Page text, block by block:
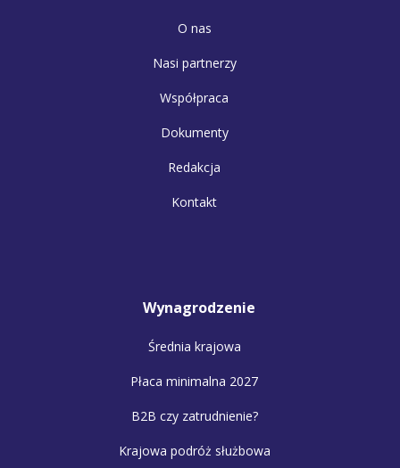
O nas
Nasi partnerzy
Współpraca
Dokumenty
Redakcja
Kontakt
Wynagrodzenie
Średnia krajowa
Płaca minimalna 2027
B2B czy zatrudnienie?
Krajowa podróż służbowa